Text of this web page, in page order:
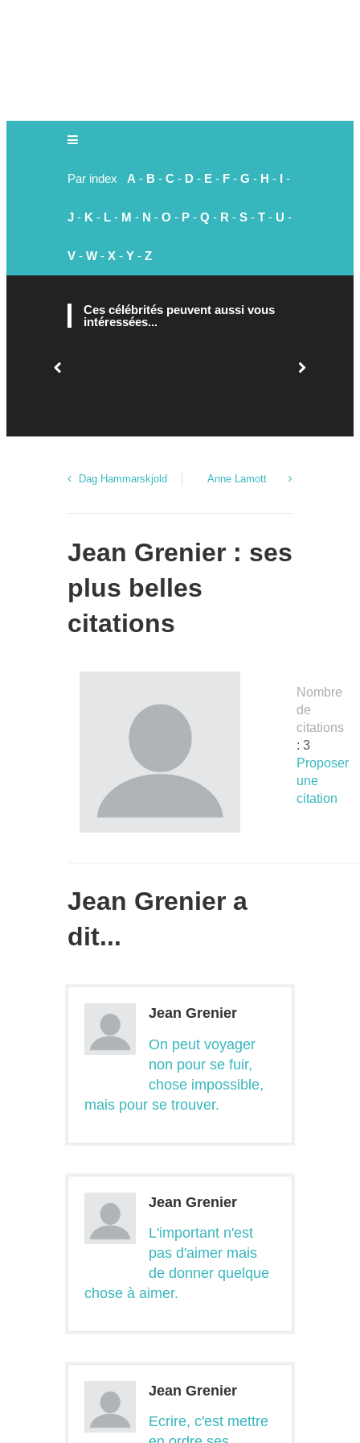
Par index A - B - C - D - E - F - G - H - I -
J - K - L - M - N - O - P - Q - R - S - T - U -
V - W - X - Y - Z
Ces célébrités peuvent aussi vous
intéressées...
Dag Hammarskjold Anne Lamott
Jean Grenier : ses
plus belles
citations
Nombre
de
citations
: 3
Proposer
une
citation
Jean Grenier a
dit...
Jean Grenier
On peut voyager
non pour se fuir,
chose impossible,
mais pour se trouver.
Jean Grenier
L'important n'est
pas d'aimer mais
de donner quelque
chose à aimer.
Jean Grenier
Ecrire, c'est mettre